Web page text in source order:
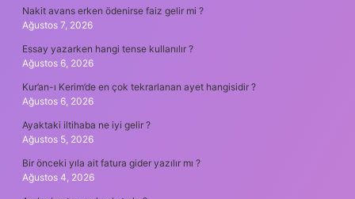
Nakit avans erken ödenirse faiz gelir mi ?
Ağustos 7, 2026
Essay yazarken hangi tense kullanılır ?
Ağustos 6, 2026
Kur’an-ı Kerim’de en çok tekrarlanan ayet hangisidir ?
Ağustos 6, 2026
Ayaktaki iltihaba ne iyi gelir ?
Ağustos 5, 2026
Bir önceki yıla ait fatura gider yazılır mı ?
Ağustos 4, 2026